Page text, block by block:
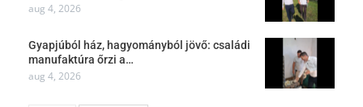
aug 4, 2026
Gyapjúból ház, hagyományból jövő: családi
manufaktúra őrzi a…
aug 4, 2026